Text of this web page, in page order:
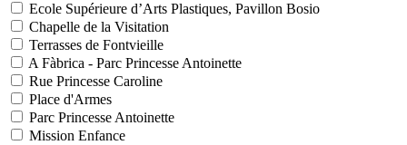
Ecole Supérieure d’Arts Plastiques, Pavillon Bosio
Chapelle de la Visitation
Terrasses de Fontvieille
A Fàbrica - Parc Princesse Antoinette
Rue Princesse Caroline
Place d'Armes
Parc Princesse Antoinette
Mission Enfance